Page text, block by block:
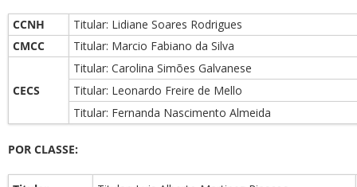
CCNH
Titular: Lidiane Soares Rodrigues
CMCC
Titular: Marcio Fabiano da Silva
CECS
Titular: Carolina Simões Galvanese
Titular: Leonardo Freire de Mello
Titular: Fernanda Nascimento Almeida
POR CLASSE: